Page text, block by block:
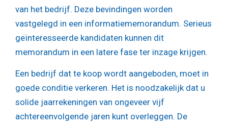
van het bedrijf. Deze bevindingen worden
vastgelegd in een informatiememorandum. Serieus
geïnteresseerde kandidaten kunnen dit
memorandum in een latere fase ter inzage krijgen.
Een bedrijf dat te koop wordt aangeboden, moet in
goede conditie verkeren. Het is noodzakelijk dat u
solide jaarrekeningen van ongeveer vijf
achtereenvolgende jaren kunt overleggen. De